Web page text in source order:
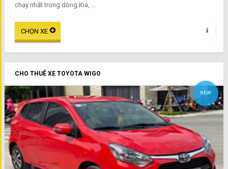
chạy nhất trong dòng Kia, ...
CHO THUÊ XE TOYOTA WIGO
NEW